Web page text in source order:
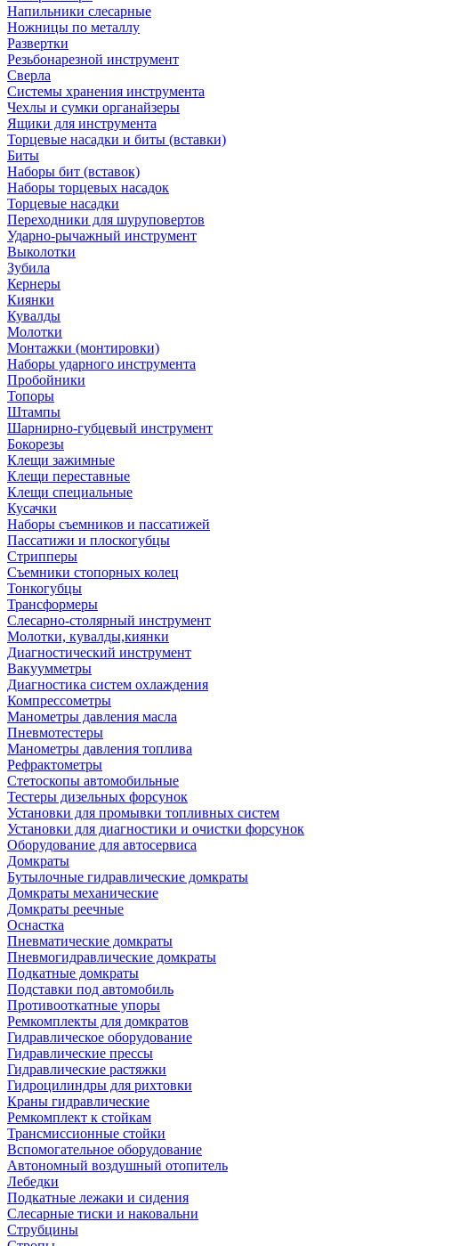
Напильники слесарные
Ножницы по металлу
Развертки
Резьбонарезной инструмент
Сверла
Системы хранения инструмента
Чехлы и сумки органайзеры
Ящики для инструмента
Торцевые насадки и биты (вставки)
Биты
Наборы бит (вставок)
Наборы торцевых насадок
Торцевые насадки
Переходники для шуруповертов
Ударно-рычажный инструмент
Выколотки
Зубила
Кернеры
Киянки
Кувалды
Молотки
Монтажки (монтировки)
Наборы ударного инструмента
Пробойники
Топоры
Штампы
Шарнирно-губцевый инструмент
Бокорезы
Клещи зажимные
Клещи переставные
Клещи специальные
Кусачки
Наборы съемников и пассатижей
Пассатижи и плоскогубцы
Стрипперы
Съемники стопорных колец
Тонкогубцы
Трансформеры
Слесарно-столярный инструмент
Молотки, кувалды,киянки
Диагностический инструмент
Вакуумметры
Диагностика систем охлаждения
Компрессометры
Манометры давления масла
Пневмотестеры
Манометры давления топлива
Рефрактометры
Стетоскопы автомобильные
Тестеры дизельных форсунок
Установки для промывки топливных систем
Установки для диагностики и очистки форсунок
Оборудование для автосервиса
Домкраты
Бутылочные гидравлические домкраты
Домкраты механические
Домкраты реечные
Оснастка
Пневматические домкраты
Пневмогидравлические домкраты
Подкатные домкраты
Подставки под автомобиль
Противооткатные упоры
Ремкомплекты для домкратов
Гидравлическое оборудование
Гидравлические прессы
Гидравлические растяжки
Гидроцилиндры для рихтовки
Краны гидравлические
Ремкомплект к стойкам
Трансмиссионные стойки
Вспомогательное оборудование
Автономный воздушный отопитель
Лебедки
Подкатные лежаки и сидения
Слесарные тиски и наковальни
Струбцины